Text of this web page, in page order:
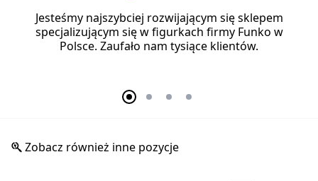
Jesteśmy najszybciej rozwijającym się sklepem
specjalizującym się w figurkach firmy Funko w
Polsce. Zaufało nam tysiące klientów.
Zobacz również inne pozycje